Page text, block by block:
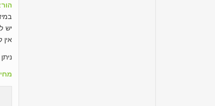
יש
ניתן